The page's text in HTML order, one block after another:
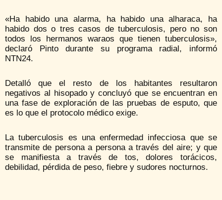
«Ha habido una alarma, ha habido una alharaca, ha
habido dos o tres casos de tuberculosis, pero no son
todos los hermanos waraos que tienen tuberculosis»,
declaró Pinto durante su programa radial, informó
NTN24.
Detalló que el resto de los habitantes resultaron
negativos al hisopado y concluyó que se encuentran en
una fase de exploración de las pruebas de esputo, que
es lo que el protocolo médico exige.
La tuberculosis es una enfermedad infecciosa que se
transmite de persona a persona a través del aire; y que
se manifiesta a través de tos, dolores torácicos,
debilidad, pérdida de peso, fiebre y sudores nocturnos.